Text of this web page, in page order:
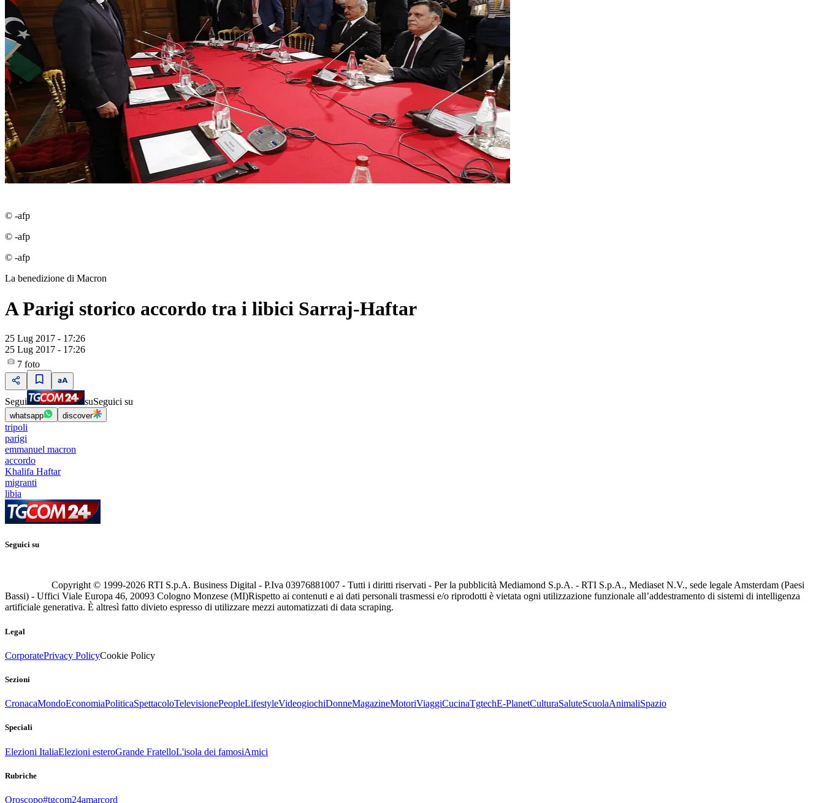
© -afp
© -afp
© -afp
La benedizione di Macron
A Parigi storico accordo tra i libici Sarraj-Haftar
25 Lug 2017 - 17:26
25 Lug 2017 - 17:26
7 foto
Segui suSeguici su
whatsapp discover
tripoli
parigi
emmanuel macron
accordo
Khalifa Haftar
migranti
libia
Seguici su
Copyright © 1999-2026 RTI S.p.A. Business Digital - P.Iva 03976881007 - Tutti i diritti riservati - Per la pubblicità Mediamond S.p.A. - RTI S.p.A., Mediaset N.V., sede legale Amsterdam (Paesi
Bassi) - Uffici Viale Europa 46, 20093 Cologno Monzese (MI)Rispetto ai contenuti e ai dati personali trasmessi e/o riprodotti è vietata ogni utilizzazione funzionale all’addestramento di sistemi di intelligenza
artificiale generativa. È altresì fatto divieto espresso di utilizzare mezzi automatizzati di data scraping.
Legal
CorporatePrivacy PolicyCookie Policy
Sezioni
CronacaMondoEconomiaPoliticaSpettacoloTelevisionePeopleLifestyleVideogiochiDonneMagazineMotoriViaggiCucinaTgtechE-PlanetCulturaSaluteScuolaAnimaliSpazio
Speciali
Elezioni ItaliaElezioni esteroGrande FratelloL'isola dei famosiAmici
Rubriche
Oroscopo#tgcom24amarcord